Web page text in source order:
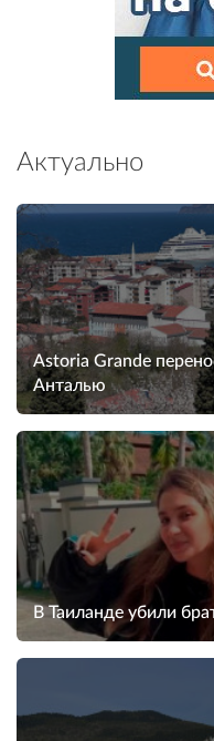
Актуально
Astoria Grande
Анталью
В Таиланде убили